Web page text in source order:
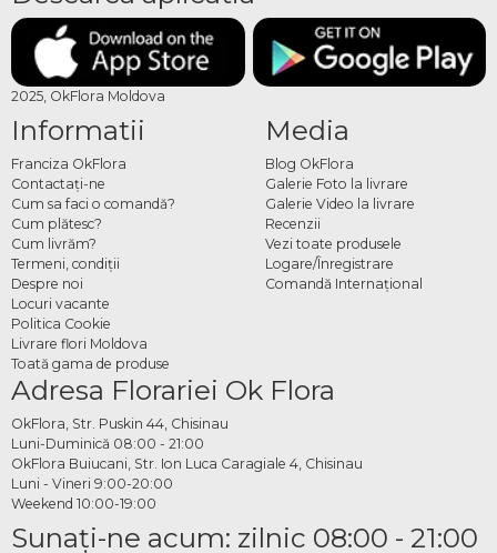
2025, OkFlora Moldova
Informatii
Franciza OkFlora
Contactaţi-ne
Cum sa faci o comandă?
Cum plătesc?
Cum livrăm?
Termeni, condiţii
Despre noi
Locuri vacante
Politica Cookie
Livrare flori Moldova
Toată gama de produse
Media
Blog OkFlora
Galerie Foto la livrare
Galerie Video la livrare
Recenzii
Vezi toate produsele
Logare/Înregistrare
Comandă Internațional
Adresa Florariei Ok Flora
OkFlora, Str. Puskin 44, Chisinau
Luni-Duminică 08:00 - 21:00
OkFlora Buiucani, Str. Ion Luca Caragiale 4, Chisinau
Luni - Vineri 9:00-20:00
Weekend 10:00-19:00
Sunaţi-ne acum: zilnic 08:00 - 21:00